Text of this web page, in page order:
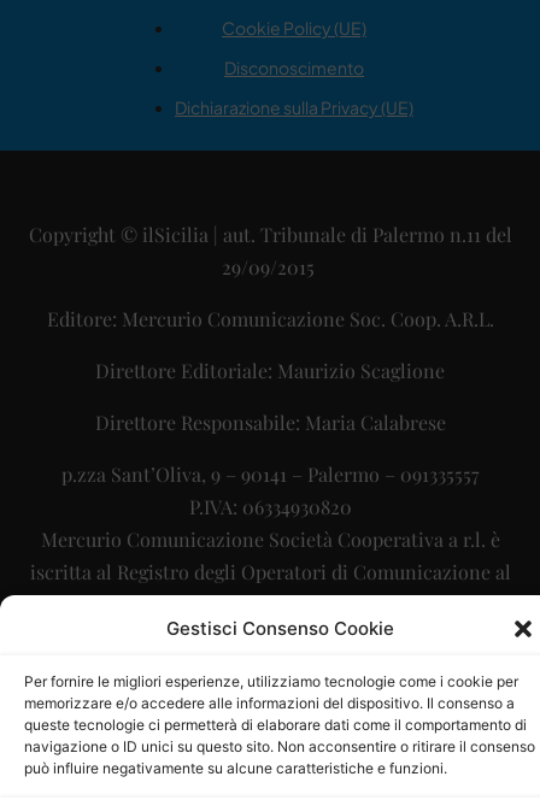
Gestisci Consenso Cookie
Per fornire le migliori esperienze, utilizziamo tecnologie come i cookie per
memorizzare e/o accedere alle informazioni del dispositivo. Il consenso a
queste tecnologie ci permetterà di elaborare dati come il comportamento di
navigazione o ID unici su questo sito. Non acconsentire o ritirare il consenso
può influire negativamente su alcune caratteristiche e funzioni.
Cookie Policy (UE)
Disconoscimento
Dichiarazione sulla Privacy (UE)
Copyright © ilSicilia | aut. Tribunale di Palermo n.11 del
29/09/2015
Editore: Mercurio Comunicazione Soc. Coop. A.R.L.
Direttore Editoriale: Maurizio Scaglione
Direttore Responsabile: Maria Calabrese
p.zza Sant’Oliva, 9 – 90141 – Palermo – 091335557
P.IVA: 06334930820
Mercurio Comunicazione Società Cooperativa a r.l. è
iscritta al Registro degli Operatori di Comunicazione al